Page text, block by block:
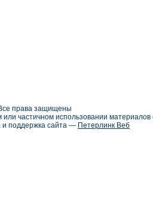
права защищены
частичном использовании
и поддержка сайта — Петерлинк Веб